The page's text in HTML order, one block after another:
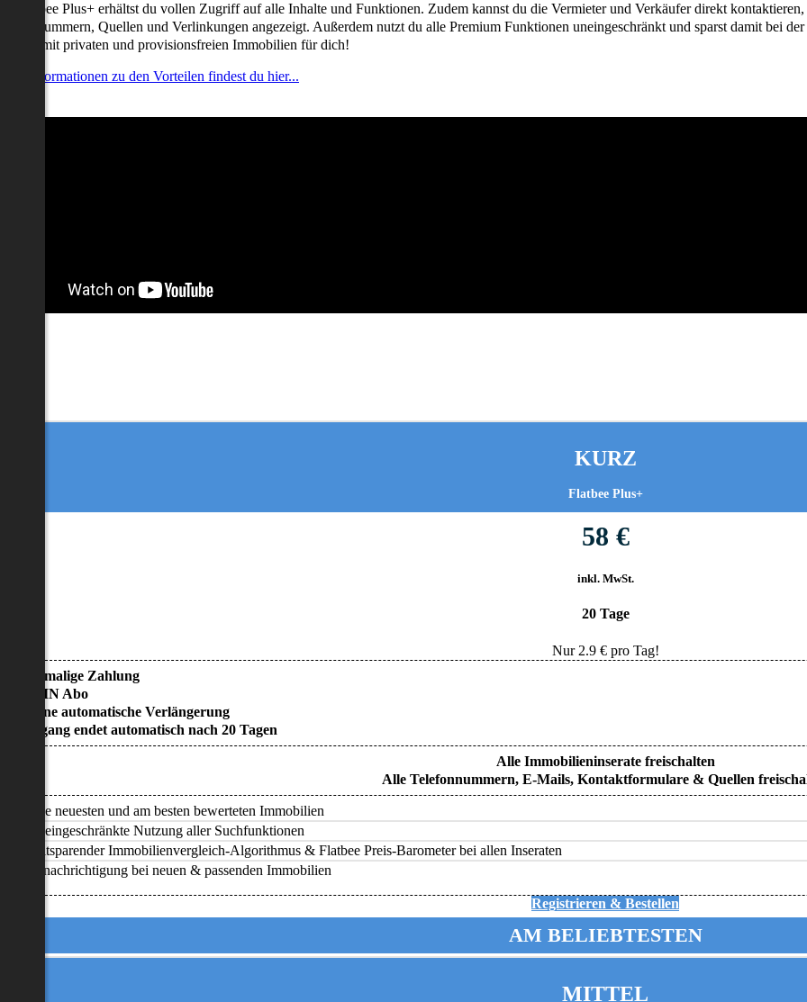
Flatbee Plus+ erhältst du vollen Zugriff auf alle Inhalte und Funktionen. Zudem kannst du die Vermieter und Verkäufer direkt
Quellen und Verlinkungen angezeigt. Außerdem nutzt du alle Premium Funktionen uneingeschränkt und sparst damit bei
mit privaten und provisionsfreien Immobilien für dich!
Informationen zu den Vorteilen findest du hier...
KURZ
Flatbee Plus+
58 €
inkl. MwSt.
20 Tage
Nur 2.9€ pro Tag!
• Einmalige Zahlung
• KEIN Abo
• Keine automatische Verlängerung
• Zugang endet automatisch nach 20 Tagen
Alle Immobilieninserate freischalten
Alle Telefonnummern, E-Mails, Kontaktformulare & Quellen
Alle neuesten und am besten bewerteten Immobilien
Uneingeschränkte Nutzung aller Suchfunktionen
Zeitsparender Immobilienvergleich-Algorithmus & Flatbee Preis-Barometer bei allen Inseraten
Benachrichtigung bei neuen & passenden Immobilien
Registrieren & Bestellen
AM BELIEBTESTEN
MITTEL